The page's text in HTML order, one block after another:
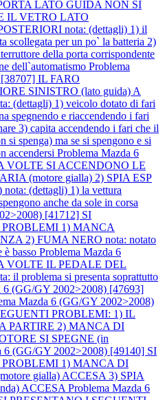
LATO GUIDA NON SI
IL VETRO LATO
nota: (dettagli) 1) il
scollegata per un po` la batteria 2)
della porta corrispondente
dell`automatismo Problema
IL FARO
SINISTRO (lato guida) A
(dettagli) 1) veicolo dotato di fari
spegnendo e riaccendendo i fari
3) capita accendendo i fari che il
spenga) ma se si spengono e si
accendersi Problema Mazda 6
VOLTE SI ACCENDONO LE
(motore gialla) 2) SPIA ESP
nota: (dettagli) 1) la vettura
anche da sole in corsa
[41712] SI
1) MANCA
2) FUMA NERO nota: notato
basso Problema Mazda 6
VOLTE IL PEDALE DEL
il problema si presenta soprattutto
6 (GG/GY 2002>2008) [47693]
Mazda 6 (GG/GY 2002>2008)
PROBLEMI: 1) IL
PARTIRE 2) MANCA DI
SI SPEGNE (in
6 (GG/GY 2002>2008) [49140] SI
1) MANCA DI
gialla) ACCESA 3) SPIA
ACCESA Problema Mazda 6